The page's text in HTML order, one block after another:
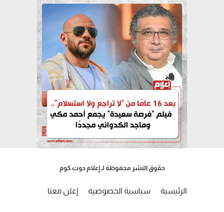
حقوق النشر محفوظة لـ إعلام دوت كوم
الرئيسية سياسية الخصوصية إعلن معنا